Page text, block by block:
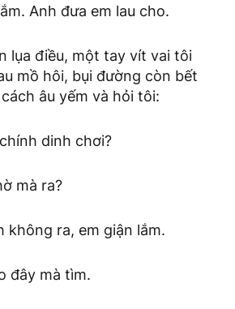
Anh đưa em lau cho.
lụa điều, một tay vít vai tôi
mồ hôi, bụi đường còn bết
âu yếm và hỏi tôi:
dinh chơi?
mà ra?
không ra, em giận lắm.
đây mà tìm.